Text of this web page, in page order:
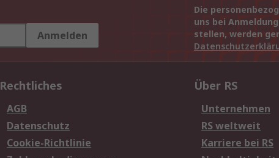
Anmelden
Die
uns bei
stellen, werden
Rechtliches
AGB
Datenschutz
Cookie-Richtlinie
Über RS
Unternehmen
RS weltweit
Karriere bei RS